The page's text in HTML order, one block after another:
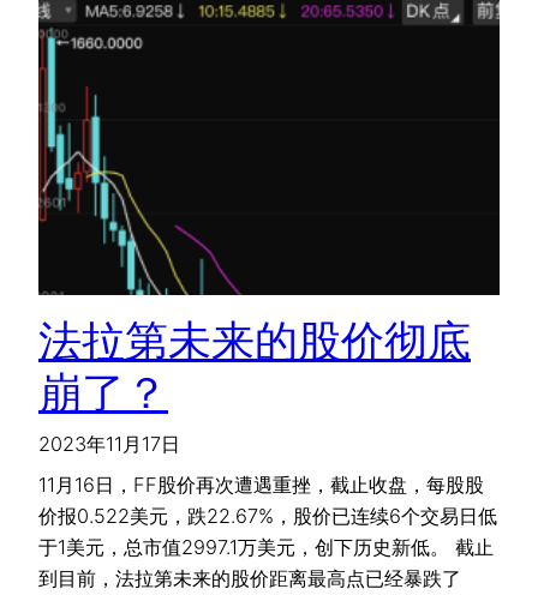
法拉第未来的股价彻底
崩了？
2023年11月17日
11月16日，FF股价再次遭遇重挫，截止收盘，每股股
价报0.522美元，跌22.67%，股价已连续6个交易日低
于1美元，总市值2997.1万美元，创下历史新低。 截止
到目前，法拉第未来的股价距离最高点已经暴跌了